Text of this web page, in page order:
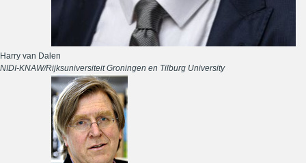
Harry van Dalen
NIDI-KNAW/Rijksuniversiteit Groningen en Tilburg University